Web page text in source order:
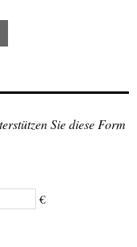
Sie diese Form
€